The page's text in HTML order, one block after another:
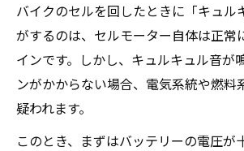
バイクのセルを回したときに「キュル
がするのは、セルモーター自体は正常
インです。しかし、キュルキュル音が
ンがかからない場合、電気系統や燃料
疑われます。
このとき、まずはバッテリーの電圧が